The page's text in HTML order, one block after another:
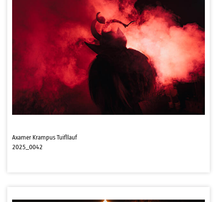
Axamer Krampus Tuifllauf
2025_0042